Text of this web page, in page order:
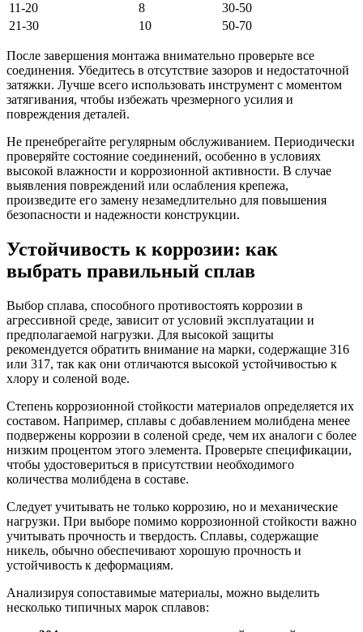
11-20
8
30-50
21-30
10 50-70
После завершения монтажа внимательно проверьте все
соединения. Убедитесь в отсутствие зазоров и недостаточной
затяжки. Лучше всего использовать инструмент с моментом
затягивания, чтобы избежать чрезмерного усилия и
повреждения деталей.
Не пренебрегайте регулярным обслуживанием. Периодически
проверяйте состояние соединений, особенно в условиях
высокой влажности и коррозионной активности. В случае
выявления повреждений или ослабления крепежа,
произведите его замену незамедлительно для повышения
безопасности и надежности конструкции.
Устойчивость к коррозии: как
выбрать правильный сплав
Выбор сплава, способного противостоять коррозии в
агрессивной среде, зависит от условий эксплуатации и
предполагаемой нагрузки. Для высокой защиты
рекомендуется обратить внимание на марки, содержащие 316
или 317, так как они отличаются высокой устойчивостью к
хлору и соленой воде.
Степень коррозионной стойкости материалов определяется их
составом. Например, сплавы с добавлением молибдена менее
подвержены коррозии в соленой среде, чем их аналоги с более
низким процентом этого элемента. Проверьте спецификации,
чтобы удостовериться в присутствии необходимого
количества молибдена в составе.
Следует учитывать не только коррозию, но и механические
нагрузки. При выборе помимо коррозионной стойкости важно
учитывать прочность и твердость. Сплавы, содержащие
никель, обычно обеспечивают хорошую прочность и
устойчивость к деформациям.
Анализируя сопоставимые материалы, можно выделить
несколько типичных марок сплавов: